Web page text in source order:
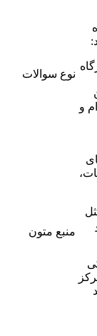
و
نوع سوالات
منبع متون